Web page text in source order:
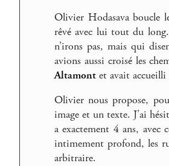
Olivier Hodasava boucle
rêvé avec lui tout du
n’irons pas, mais qui
avions aussi croisé les
Altamont et avait
Olivier nous propose,
image et un texte. J’ai
a exactement 4 ans,
intimement profond, les
arbitraire.